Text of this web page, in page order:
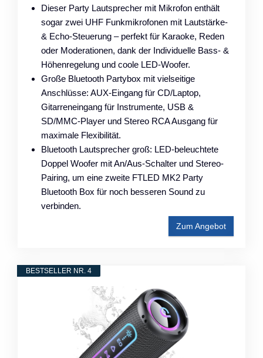
Dieser Party Lautsprecher mit Mikrofon enthält
sogar zwei UHF Funkmikrofonen mit Lautstärke-
& Echo-Steuerung – perfekt für Karaoke, Reden
oder Moderationen, dank der Individuelle Bass- &
Höhenregelung und coole LED-Woofer.
Große Bluetooth Partybox mit vielseitige
Anschlüsse: AUX-Eingang für CD/Laptop,
Gitarreneingang für Instrumente, USB &
SD/MMC-Player und Stereo RCA Ausgang für
maximale Flexibilität.
Bluetooth Lautsprecher groß: LED-beleuchtete
Doppel Woofer mit An/Aus-Schalter und Stereo-
Pairing, um eine zweite FTLED MK2 Party
Bluetooth Box für noch besseren Sound zu
verbinden.
Zum Angebot
BESTSELLER NR. 4